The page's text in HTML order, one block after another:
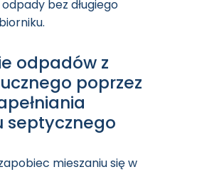
bez długiego
odpadów z
poprzez
septycznego
mieszaniu się w